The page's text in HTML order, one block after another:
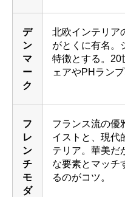
デ
ン
マ
ー
ク
北欧インテリア
がとくに有名。
特徴とする。20
ェアやPHランプ
フ
レ
ン
チ
モ
ダ
フランス流の優
イストと、現代
テリア。華美だ
な要素とマッチ
るのがコツ。